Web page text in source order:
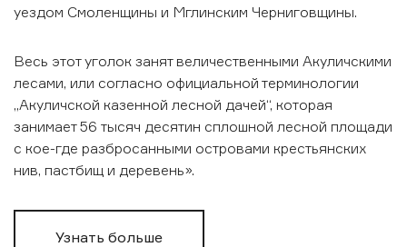
уездом Смоленщины и Мглинским Черниговщины.
Весь этот уголок занят величественными Акуличскими
лесами, или согласно официальной терминологии
„Акуличской казенной лесной дачей“, которая
занимает 56 тысяч десятин сплошной лесной площади
с кое-где разбросанными островами крестьянских
нив, пастбищ и деревень».
Узнать больше